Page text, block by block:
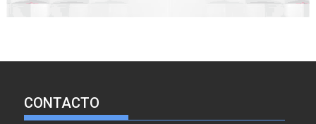
CONTACTO